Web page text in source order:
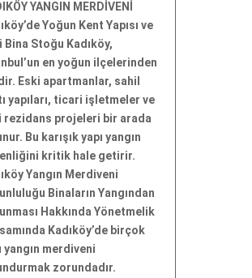
YANGIN MERDİVENİ
Yoğun Kent Yapısı ve
Bina Stoğu Kadıköy,
en yoğun ilçelerinden
Eski apartmanlar, sahil
yapıları, ticari işletmeler ve
rezidans projeleri bir arada
Bu karışık yapı yangın
kritik hale getirir.
Yangın Merdiveni
Binaların Yangından
Hakkında Yönetmelik
Kadıköy’de birçok
yangın merdiveni
zorundadır.